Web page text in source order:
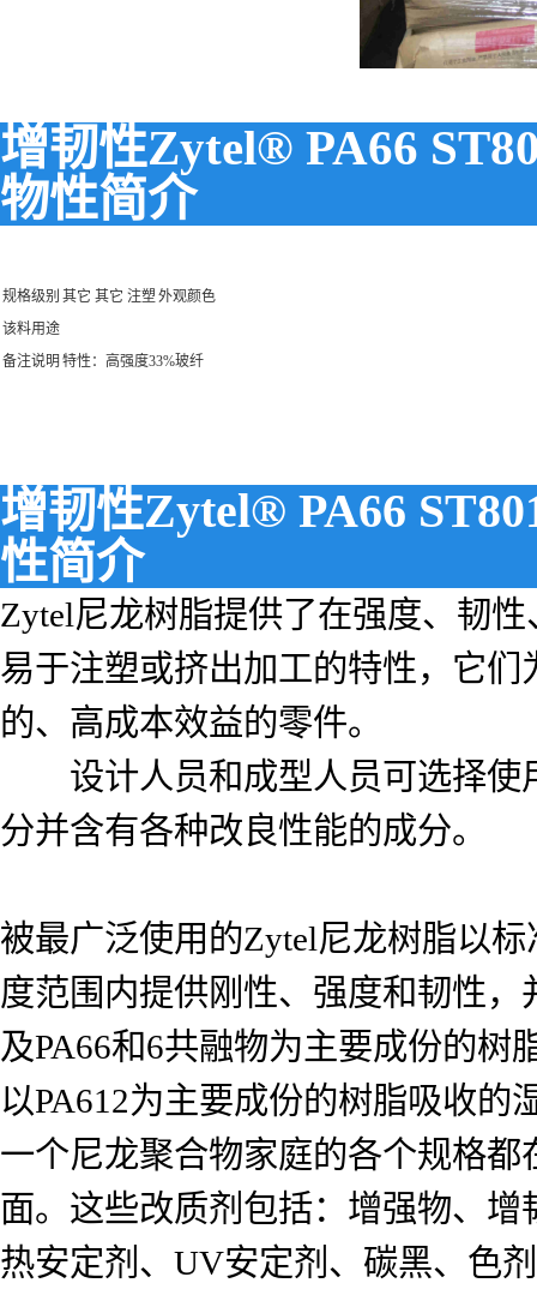
增韧性Zytel® PA66
物性简介
规格级别 其它 其它 注塑 外观颜色
该料用途
备注说明 特性：高强度33%玻纤
增韧性Zytel® PA66
性简介
Zytel尼龙树脂提供了在强度、韧
易于注塑或挤出加工的特性，它
的、高成本效益的零件。
设计人员和成型人员可选择使
分并含有各种改良性能的成分。
被最广泛使用的Zytel尼龙树脂以
度范围内提供刚性、强度和韧性
及PA66和6共融物为主要成份的
以PA612为主要成份的树脂吸收
一个尼龙聚合物家庭的各个规格
面。这些改质剂包括：增强物、
热安定剂、UV安定剂、碳黑、色